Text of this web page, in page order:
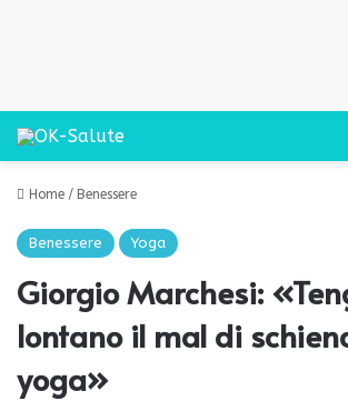
Home / Benessere
Benessere Yoga
Giorgio Marchesi:
lontano il mal di
yoga»